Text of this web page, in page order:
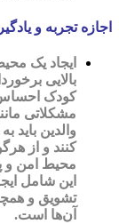
اجازه تجربه و
ایجاد یک
بالایی
کودک احساس
مشکلاتی
والدین
کنند و از
محیط امن و
این شامل
تشویق و
آن‌ها است.